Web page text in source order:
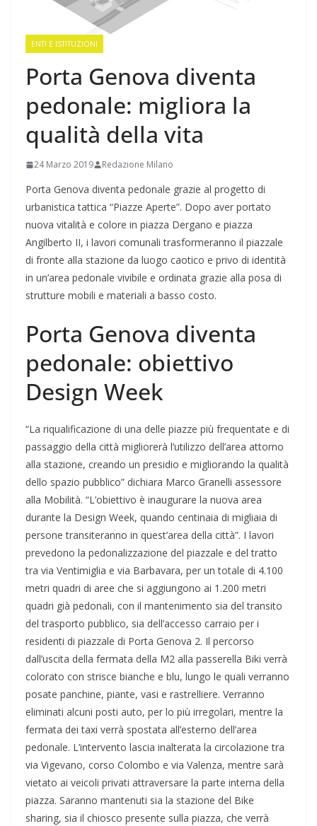
ENTI E ISTITUZIONI
Porta Genova diventa
pedonale: migliora la
qualità della vita
24 Marzo 2019 Redazione Milano
Porta Genova diventa pedonale grazie al progetto di
urbanistica tattica “Piazze Aperte”. Dopo aver portato
nuova vitalità e colore in piazza Dergano e piazza
Angilberto II, i lavori comunali trasformeranno il piazzale
di fronte alla stazione da luogo caotico e privo di identità
in un’area pedonale vivibile e ordinata grazie alla posa di
strutture mobili e materiali a basso costo.
Porta Genova diventa
pedonale: obiettivo
Design Week
“La riqualificazione di una delle piazze più frequentate e di
passaggio della città migliorerà l’utilizzo dell’area attorno
alla stazione, creando un presidio e migliorando la qualità
dello spazio pubblico” dichiara Marco Granelli assessore
alla Mobilità. “L’obiettivo è inaugurare la nuova area
durante la Design Week, quando centinaia di migliaia di
persone transiteranno in quest’area della città”. I lavori
prevedono la pedonalizzazione del piazzale e del tratto
tra via Ventimiglia e via Barbavara, per un totale di 4.100
metri quadri di aree che si aggiungono ai 1.200 metri
quadri già pedonali, con il mantenimento sia del transito
del trasporto pubblico, sia dell’accesso carraio per i
residenti di piazzale di Porta Genova 2. Il percorso
dall’uscita della fermata della M2 alla passerella Biki verrà
colorato con strisce bianche e blu, lungo le quali verranno
posate panchine, piante, vasi e rastrelliere. Verranno
eliminati alcuni posti auto, per lo più irregolari, mentre la
fermata dei taxi verrà spostata all’esterno dell’area
pedonale. L’intervento lascia inalterata la circolazione tra
via Vigevano, corso Colombo e via Valenza, mentre sarà
vietato ai veicoli privati attraversare la parte interna della
piazza. Saranno mantenuti sia la stazione del Bike
sharing, sia il chiosco presente sulla piazza, che verrà